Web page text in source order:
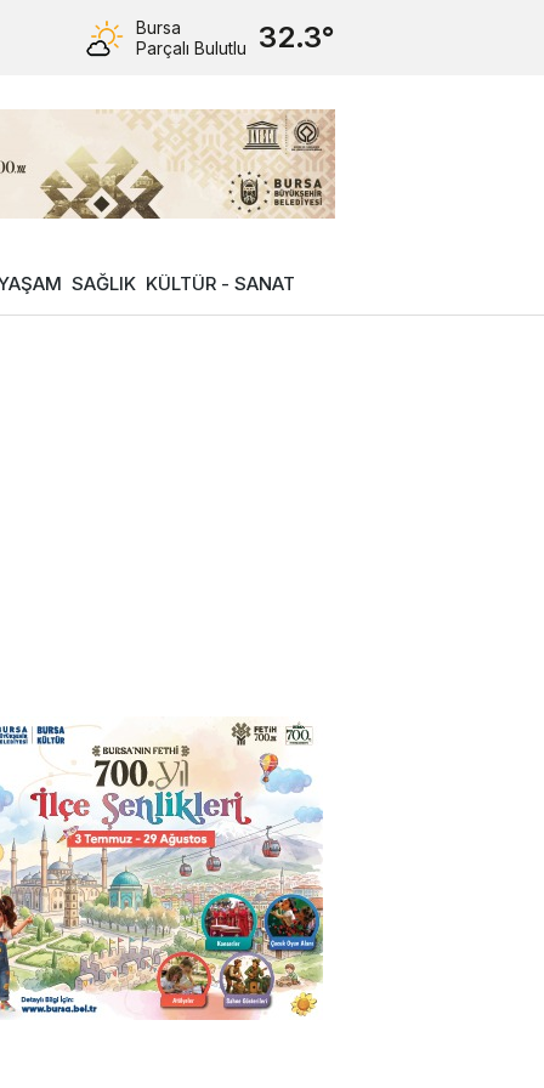
Bursa
Parçalı Bulutlu
32.3°
SAĞLIK KÜLTÜR - SANAT